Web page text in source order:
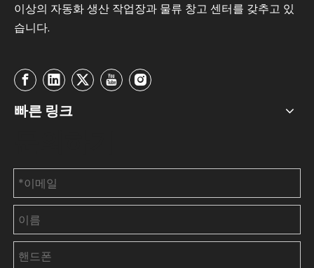
이상의 자동화 생산 작업장과 물류 창고 센터를 갖추고 있
습니다.
빠른 링크